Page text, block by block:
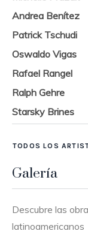
Andrea Benítez
Patrick Tschudi
Oswaldo Vigas
Rafael Rangel
Ralph Gehre
Starsky Brines
TODOS LOS
Galería
Descubre las
latinoamericanos